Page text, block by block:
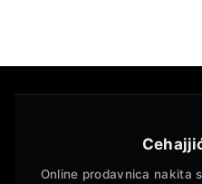
Online prodavnica nakita